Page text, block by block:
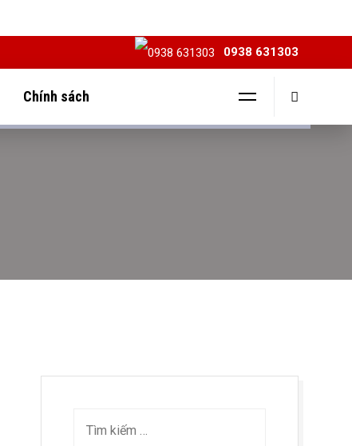
0938 631303
Chính sách